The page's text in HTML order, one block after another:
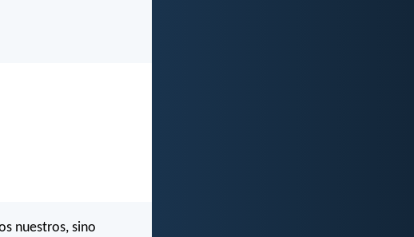
nuestros, sino